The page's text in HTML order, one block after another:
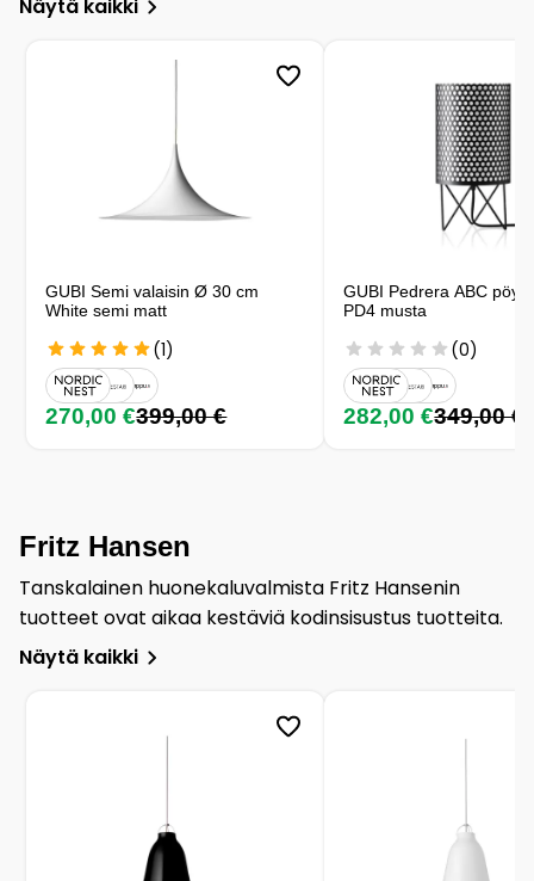
Näytä kaikki
GUBI Semi valaisin Ø 30 cm
White semi matt
(1)
270,00 €399,00 €
GUBI Pedrera ABC
PD4 musta
(0)
282,00 €349,00 €
Fritz Hansen
Tanskalainen huonekaluvalmista Fritz Hansenin
tuotteet ovat aikaa kestäviä kodinsisustus tuotteita.
Näytä kaikki